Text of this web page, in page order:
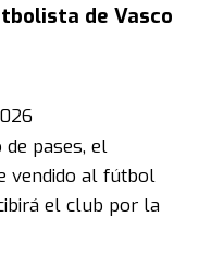
de Vasco
pases, el
vendido al fútbol
el club por la